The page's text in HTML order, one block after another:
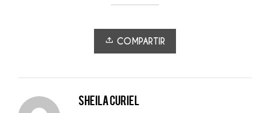
COMPARTIR
Sheila Curiel